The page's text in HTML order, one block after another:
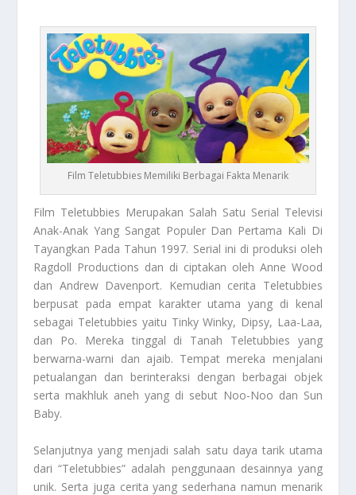
Film Teletubbies Memiliki Berbagai Fakta Menarik
Film Teletubbies Merupakan Salah Satu Serial Televisi
Anak-Anak Yang Sangat Populer Dan Pertama Kali Di
Tayangkan Pada Tahun 1997. Serial ini di produksi oleh
Ragdoll Productions dan di ciptakan oleh Anne Wood
dan Andrew Davenport. Kemudian cerita Teletubbies
berpusat pada empat karakter utama yang di kenal
sebagai Teletubbies yaitu Tinky Winky, Dipsy, Laa-Laa,
dan Po. Mereka tinggal di Tanah Teletubbies yang
berwarna-warni dan ajaib. Tempat mereka menjalani
petualangan dan berinteraksi dengan berbagai objek
serta makhluk aneh yang di sebut Noo-Noo dan Sun
Baby.
Selanjutnya yang menjadi salah satu daya tarik utama
dari “Teletubbies” adalah penggunaan desainnya yang
unik. Serta juga cerita yang sederhana namun menarik